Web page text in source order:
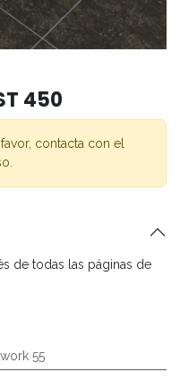
450
contacta con el
de todas las páginas de
55